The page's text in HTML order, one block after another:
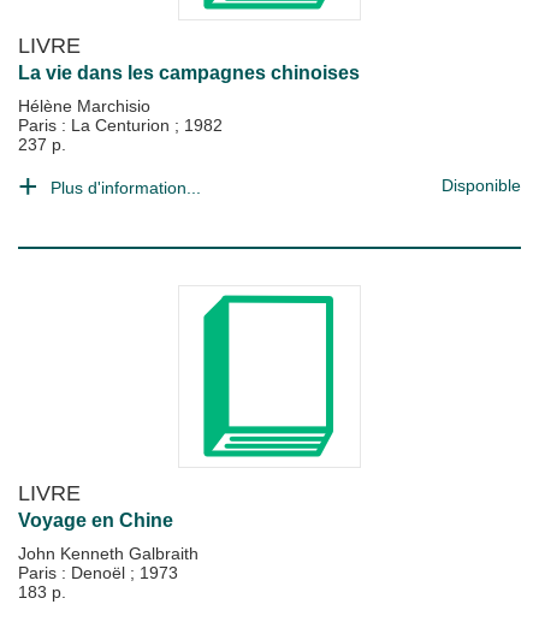
LIVRE
La vie dans les campagnes chinoises
Hélène Marchisio
Paris : La Centurion ; 1982
237 p.
Plus d'information... Disponible
LIVRE
Voyage en Chine
John Kenneth Galbraith
Paris : Denoël ; 1973
183 p.